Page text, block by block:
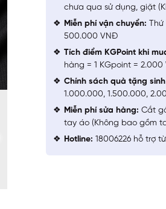
chưa qua sử dụng, giặt
Miễn phí vận chuyển: Thứ
500.000 VNĐ
Tích điểm KGPoint khi
hàng = 1 KGpoint = 2.000
Chính sách quà tặng
1.000.000, 1.500.000,
Miễn phí sửa hàng: Cắt
tay áo (Không bao gồm
Hotline: 18006226 hỗ trợ